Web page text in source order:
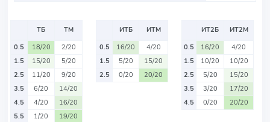
ТБ
ТМ
0.5
18/20
2/20
1.5
15/20
5/20
2.5
11/20
9/20
3.5
6/20
14/20
4.5
4/20
16/20
5.5
1/20
19/20
ИТБ
ИТМ
0.5
16/20
4/20
1.5
5/20
15/20
2.5
0/20 20/20
ИТ2Б
ИТ2М
0.5
16/20
4/20
1.5
10/20
10/20
2.5
5/20
15/20
3.5
3/20
17/20
4.5
0/20 20/20